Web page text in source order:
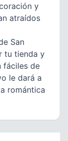
y
atraídos
San
tu tienda y
fáciles de
le dará a
romántica